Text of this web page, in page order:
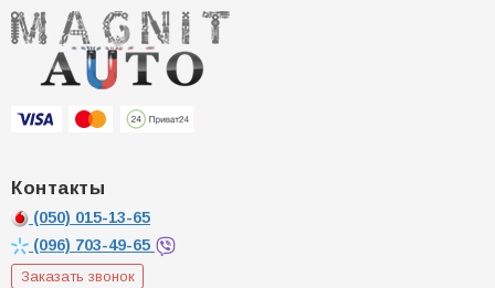
Контакты
(050) 015-13-65
(096) 703-49-65
Заказать звонок